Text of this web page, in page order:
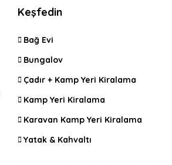
Keşfedin
Bağ Evi
Bungalov
Çadır + Kamp Yeri Kiralama
Kamp Yeri Kiralama
Karavan Kamp Yeri Kiralama
Yatak & Kahvaltı